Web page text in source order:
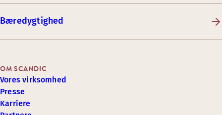
Bæredygtighed
OM SCANDIC
Vores virksomhed
Presse
Karriere